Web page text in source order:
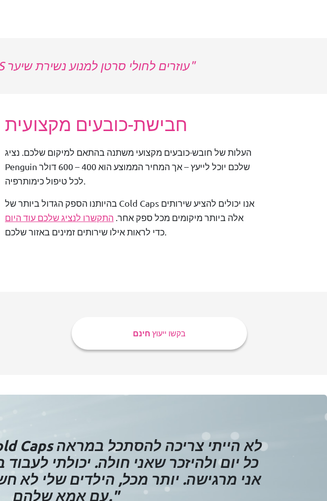
COLD CAPS עוזרים לחולי סרטן למנוע נשירת שיער
חבישת-כובעים מקצועית
העלות של חובש-כובעים מקצועי משתנה בהתאם למיקום שלכם. נציג
Penguin שלכם יוכל לייעץ – אך המחיר הממוצע הוא 400 – 600 דולר
לכל טיפול כימותרפיה.
בהיותנו הספק הגדול ביותר של Cold Caps אנו יכולים להציע שירותים
אלה ביותר מיקומים מכל ספק אחר. התקשרו לנציג שלכם עוד היום
כדי לראות אילו שירותים זמינים באזור שלכם.
בקשו ייעוץ חינם
כל יום ולהיזכר שאני חולה. יכולתי
אני מרגישה. יותר מכל, הילדים שלי לא
עם אמא שלהם."